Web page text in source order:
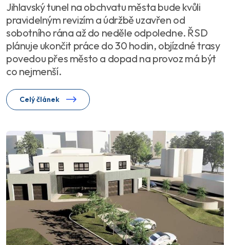
Jihlavský tunel na obchvatu města bude kvůli
pravidelným revizím a údržbě uzavřen od
sobotního rána až do neděle odpoledne. ŘSD
plánuje ukončit práce do 30 hodin, objízdné trasy
povedou přes město a dopad na provoz má být
co nejmenší.
Celý článek